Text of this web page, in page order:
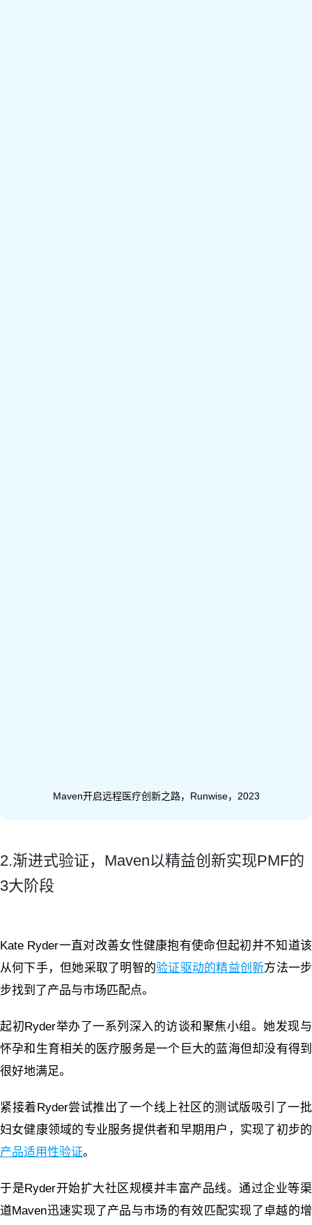
Maven开启远程医疗创新之路​，Runwise，2023
2.渐进式验证，Maven以精益创新实现PMF的
3大阶段
Kate Ryder一直对改善女性健康抱有使命但起初并不知道该
从何下手，但她采取了明智的验证驱动的精益创新方法一步
步找到了产品与市场匹配点。
起初Ryder举办了一系列深入的访谈和聚焦小组。她发现与
怀孕和生育相关的医疗服务是一个巨大的蓝海但却没有得到
很好地满足。
紧接着Ryder尝试推出了一个线上社区的测试版吸引了一批
妇女健康领域的专业服务提供者和早期用户，实现了初步的
产品适用性验证。
于是Ryder开始扩大社区规模并丰富产品线。通过企业等渠
道Maven迅速实现了产品与市场的有效匹配实现了卓越的增